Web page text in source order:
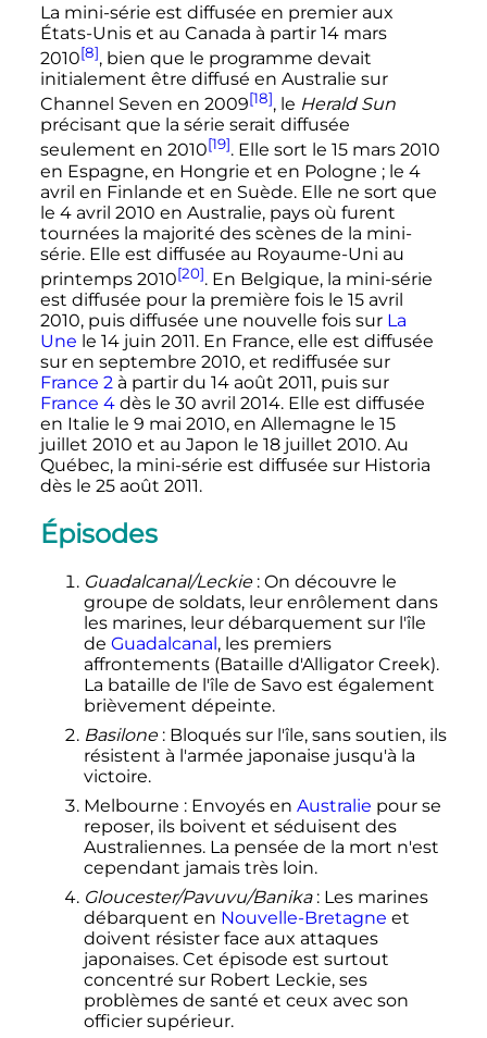
La mini-série est diffusée en premier aux
États-Unis et au Canada à partir 14 mars
2010[8], bien que le programme devait
initialement être diffusé en Australie sur
Channel Seven en 2009[18], le Herald Sun
précisant que la série serait diffusée
seulement en 2010[19]. Elle sort le 15 mars 2010
en Espagne, en Hongrie et en Pologne ; le 4
avril en Finlande et en Suède. Elle ne sort que
le 4 avril 2010 en Australie, pays où furent
tournées la majorité des scènes de la mini-
série. Elle est diffusée au Royaume-Uni au
printemps 2010[20]. En Belgique, la mini-série
est diffusée pour la première fois le 15 avril
2010, puis diffusée une nouvelle fois sur La
Une le 14 juin 2011. En France, elle est diffusée
sur en septembre 2010, et rediffusée sur
France 2à partir du 14 août 2011, puis sur
France 4dès le 30 avril 2014. Elle est diffusée
en Italie le 9 mai 2010, en Allemagne le 15
juillet 2010 et au Japon le 18 juillet 2010. Au
Québec, la mini-série est diffusée sur Historia
dès le 25 août 2011.
Épisodes
Guadalcanal/Leckie : On découvre le
groupe de soldats, leur enrôlement dans
les marines, leur débarquement sur l'île
de Guadalcanal, les premiers
affrontements (Bataille d'Alligator Creek).
La bataille de l'île de Savo est également
brièvement dépeinte.
Basilone : Bloqués sur l'île, sans soutien, ils
résistent à l'armée japonaise jusqu'à la
victoire.
Melbourne : Envoyés en Australie pour se
reposer, ils boivent et séduisent des
Australiennes. La pensée de la mort n'est
cependant jamais très loin.
Gloucester/Pavuvu/Banika : Les marines
débarquent en Nouvelle-Bretagne et
doivent résister face aux attaques
japonaises. Cet épisode est surtout
concentré sur Robert Leckie, ses
problèmes de santé et ceux avec son
officier supérieur.